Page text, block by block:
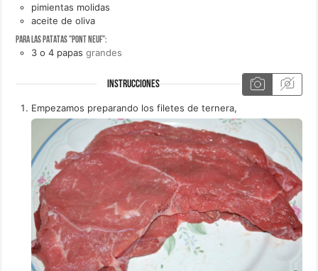
pimientas molidas
aceite de oliva
Para las patatas "Pont Neuf":
3 o 4 papas grandes
INSTRUCCIONES
Empezamos preparando los filetes de ternera,